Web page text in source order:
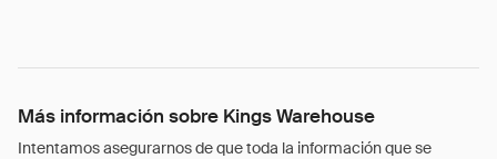
Más información sobre Kings Warehouse
Intentamos asegurarnos de que toda la información que se